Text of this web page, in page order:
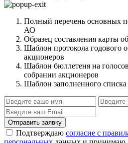
Полный перечень основных
АО
Образец составления карты
Шаблон протокола годового
акционеров
Шаблон бюллетеня на
собрании акционеров
Шаблон заполненного
Отправить заявку
Подтверждаю согласие с